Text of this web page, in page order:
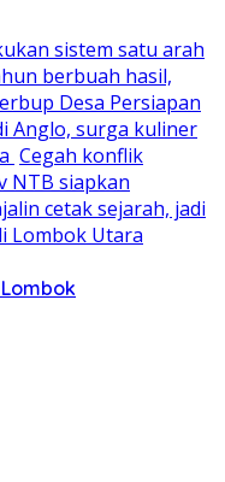
sistem satu arah
berbuah hasil,
Desa Persiapan
Anglo, surga kuliner
Cegah konflik
NTB siapkan
cetak sejarah, jadi
Lombok Utara